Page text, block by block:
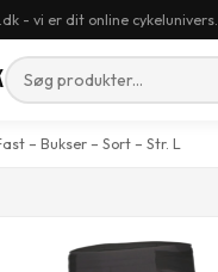
- vi er dit online cykelunivers.
– Bukser – Sort – Str. L